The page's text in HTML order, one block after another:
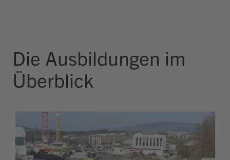
Die Ausbildungen im
Überblick